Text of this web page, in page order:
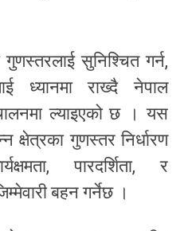
सुनिश्चित गर्न,
ध्यानमा राख्दै नेपाल
ल्याइएको छ । यस
क्षेत्रका गुणस्तर निर्धारण
पारदर्शिता, र
बहन गर्नेछ ।